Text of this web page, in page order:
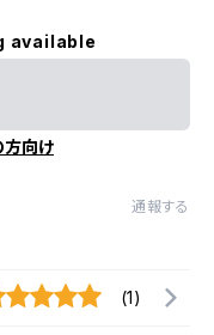
available
方向け
通報する
(1)